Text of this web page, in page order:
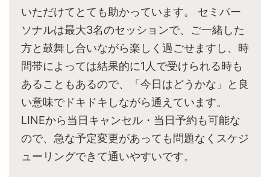
いただけてとても助かっています。 セミパー
ソナルは最大3名のセッションで、ご一緒した
方と鼓舞し合いながら楽しく過ごせますし、時
間帯によっては結果的に1人で受けられる時も
あることもあるので、「今日はどうかな」と良
い意味でドキドキしながら通えています。
LINEから当日キャンセル・当日予約も可能な
ので、急な予定変更があっても問題なくスケジ
ューリングできて通いやすいです。